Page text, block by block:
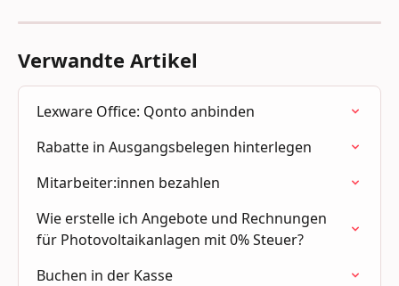
Verwandte Artikel
Lexware Office: Qonto anbinden
Rabatte in Ausgangsbelegen hinterlegen
Mitarbeiter:innen bezahlen
Wie erstelle ich Angebote und Rechnungen
für Photovoltaikanlagen mit 0% Steuer?
Buchen in der Kasse